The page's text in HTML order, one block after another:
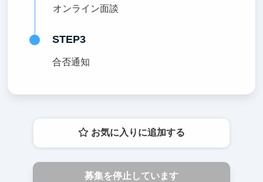
オンライン面談
STEP3
合否通知
お気に入りに追加する
募集を停止しています